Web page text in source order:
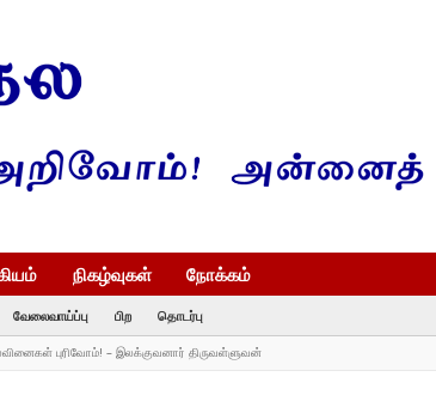
நிகழ்வுகள் நோக்கம்
வேலைவாய்ப்பு பிற தொடர்பு
புரிவோம்! – இலக்குவனார் திருவள்ளுவன்